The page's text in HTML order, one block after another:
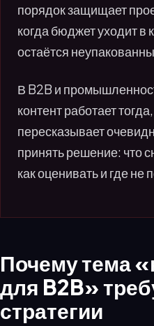
порядок защищает
когда бюджет уходит в
остаётся
В B2B и
контент работает
пересказывает
принять решение: что
как оценивать и где не
Почему тема
для B2B»
стратегии